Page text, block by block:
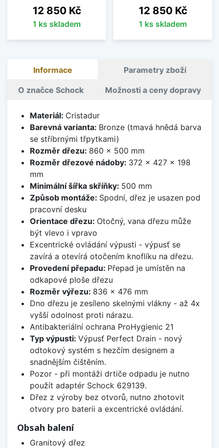
Cena
12 850 Kč
1 ks skladem
Cena
12 850 Kč
1 ks skladem
Informace Parametry zboží
O značce Schock Možnosti a ceny dopravy
Materiál: Cristadur
Barevná varianta: Bronze (tmavá hnědá barva
se stříbrnými třpytkami)
Rozměr dřezu: 860 x 500 mm
Rozměr dřezové nádoby: 372 x 427 x 198
mm
Minimální šířka skříňky: 500 mm
Způsob montáže: Spodní, dřez je usazen pod
pracovní desku
Orientace dřezu: Otočný, vana dřezu může
být vlevo i vpravo
Excentrické ovládání výpusti - výpusť se
zavírá a otevírá otočením knoflíku na dřezu.
Provedení přepadu: Přepad je umístěn na
odkapové ploše dřezu
Rozměr výřezu: 836 x 476 mm
Dno dřezu je zesíleno skelnými vlákny - až 4x
vyšší odolnost proti nárazu.
Antibakteriální ochrana ProHygienic 21
Typ výpusti: Výpusť Perfect Drain - nový
odtokový systém s hezčím designem a
snadnějším čištěním.
Pozor - při montáži drtiče odpadu je nutno
použít adaptér Schock 629139.
Dřez z výroby bez otvorů, nutno zhotovit
otvory pro baterii a excentrické ovládání.
Obsah balení
Granitový dřez